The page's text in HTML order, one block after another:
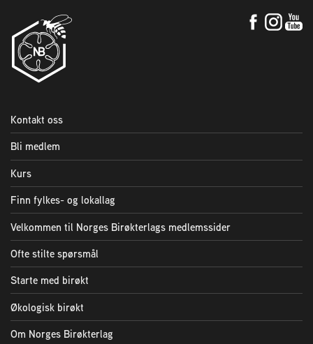
Kontakt oss
Bli medlem
Kurs
Finn fylkes- og lokallag
Velkommen til Norges Birøkterlags medlemssider
Ofte stilte spørsmål
Starte med birøkt
Økologisk birøkt
Om Norges Birøkterlag